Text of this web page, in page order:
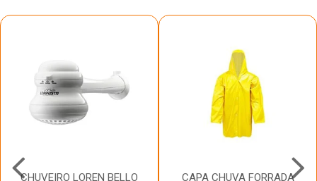
CHUVEIRO LOREN BELLO
CAPA CHUVA FORRADA